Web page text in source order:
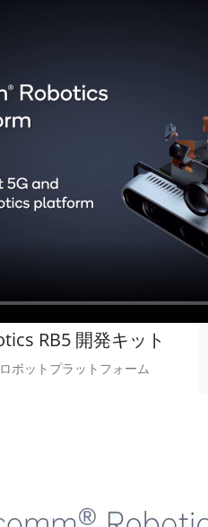
RB5 開発キット
ボットプラットフォーム